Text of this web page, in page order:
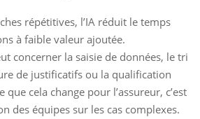
répétitives, l’IA réduit le temps
à faible valeur ajoutée.
concerner la saisie de données, le tri
de justificatifs ou la qualification
que cela change pour l’assureur, c’est
des équipes sur les cas complexes.